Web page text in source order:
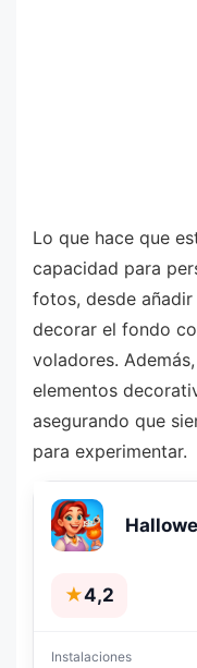
Lo que hace que
capacidad para
fotos, desde
decorar el fondo
voladores.
elementos
asegurando que
para experimentar.
★4,2
Instalaciones